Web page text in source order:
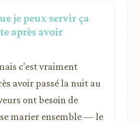
je peux servir ça
après avoir
c'est vraiment
avoir passé la nuit au
ont besoin de
marier ensemble — le